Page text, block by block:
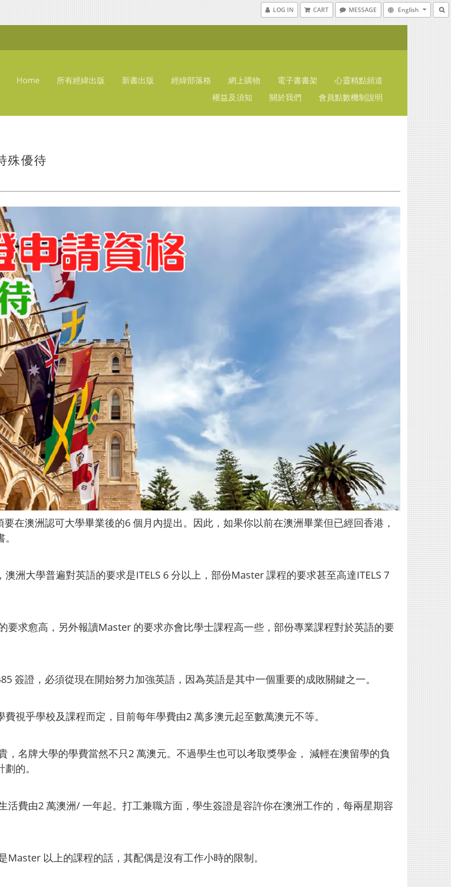
LOG IN CART MESSAGE English
Home 所有經緯出版 新書出版 經緯部落格 網上購物 電子書書架
心靈精點頻道
權益及須知
關於我們 會員點數機制說明
殊優待
在澳洲認可大學畢業後的6 個月內提出。因此，如果你以前在澳洲畢業但已經回香港，
洲大學普遍對英語的要求是ITELS 6 分以上，部份Master 課程的要求甚至高達ITELS 7
要求愈高，另外報讀Master 的要求亦會比學士課程高一些，部份專業課程對於英語的要
簽證，必須從現在開始努力加強英語，因為英語是其中一個重要的成敗關鍵之一。
視乎學校及課程而定，目前每年學費由2 萬多澳元起至數萬澳元不等。
，名牌大學的學費當然不只2 萬澳元。不過學生也可以考取獎學金， 減輕在澳留學的負
的。
活費由2 萬澳洲/ 一年起。打工兼職方面，學生簽證是容許你在澳洲工作的，每兩星期容
以上的課程的話，其配偶是沒有工作小時的限制。